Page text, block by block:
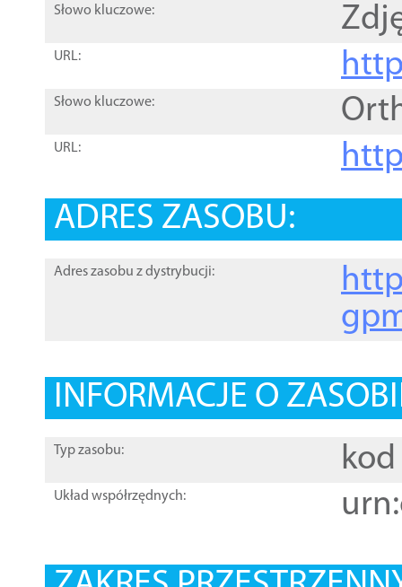
Słowo kluczowe:
URL:
Słowo kluczowe:
URL:
ADRES ZASOBU:
Adres zasobu z dystrybucji:
INFORMACJE O
Typ zasobu: kod
Układ współrzędnych: